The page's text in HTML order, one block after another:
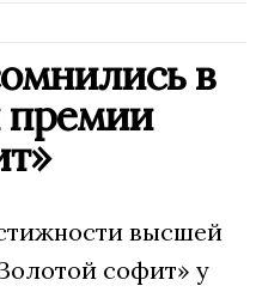
в
премии
высшей
софит» у